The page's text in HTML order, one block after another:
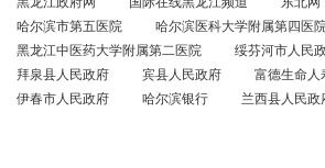
哈尔滨市第五医院
哈尔滨医科大学附属第四医
黑龙江中医药大学附属第二医院
绥芬河市人民
拜泉县人民政府
宾县人民政府 富德生命人
伊春市人民政府
哈尔滨银行 兰西县人民政